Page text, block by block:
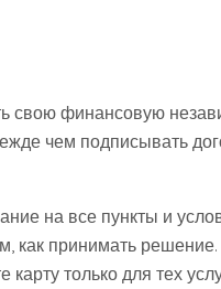
свою финансовую
чем подписывать
на все пункты и
как принимать решение.
только для тех